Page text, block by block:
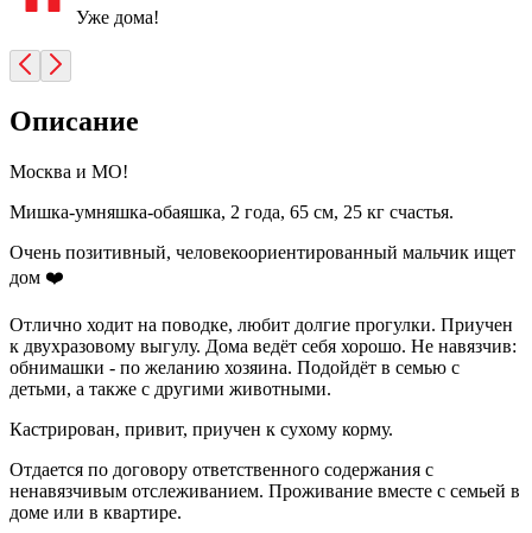
Уже дома!
Описание
Москва и МО!
Мишка-умняшка-обаяшка, 2 года, 65 см, 25 кг счастья.
Очень позитивный, человекоориентированный мальчик ищет
дом ❤️
Отлично ходит на поводке, любит долгие прогулки. Приучен
к двухразовому выгулу. Дома ведёт себя хорошо. Не навязчив:
обнимашки - по желанию хозяина. Подойдёт в семью с
детьми, а также с другими животными.
Кастрирован, привит, приучен к сухому корму.
Отдается по договору ответственного содержания с
ненавязчивым отслеживанием. Проживание вместе с семьей в
доме или в квартире.